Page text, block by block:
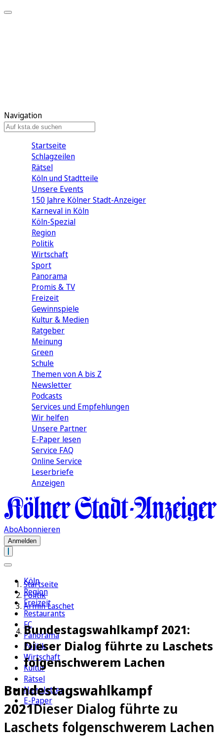
Navigation
Startseite
Schlagzeilen
Rätsel
Köln und Stadtteile
Unsere Events
150 Jahre Kölner Stadt-Anzeiger
Karneval in Köln
Köln-Spezial
Region
Politik
Wirtschaft
Sport
Panorama
Promis & TV
Freizeit
Gewinnspiele
Kultur & Medien
Ratgeber
Meinung
Green
Schule
Themen von A bis Z
Newsletter
Podcasts
Services und Empfehlungen
Wir helfen
Unsere Partner
E-Paper lesen
Service FAQ
Online Service
Leserbriefe
Anzeigen
AboAbonnieren
Anmelden
Köln
Region
Freizeit
Restaurants
FC
Panorama
Politik
Wirtschaft
Kultur
Rätsel
Newsletter
E-Paper
Startseite
Politik
Armin Laschet
Bundestagswahlkampf 2021:
Dieser Dialog führte zu Laschets
folgenschwerem Lachen
Bundestagswahlkampf
2021Dieser Dialog führte zu
Laschets folgenschwerem Lachen